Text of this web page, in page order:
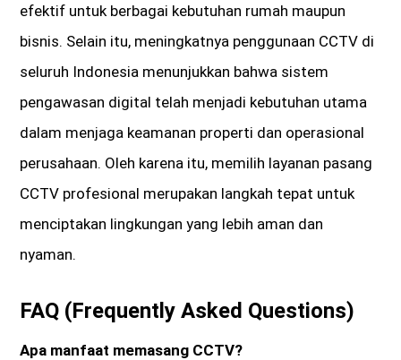
efektif untuk berbagai kebutuhan rumah maupun
bisnis. Selain itu, meningkatnya penggunaan CCTV di
seluruh Indonesia menunjukkan bahwa sistem
pengawasan digital telah menjadi kebutuhan utama
dalam menjaga keamanan properti dan operasional
perusahaan. Oleh karena itu, memilih layanan pasang
CCTV profesional merupakan langkah tepat untuk
menciptakan lingkungan yang lebih aman dan
nyaman.
FAQ (Frequently Asked Questions)
Apa manfaat memasang CCTV?